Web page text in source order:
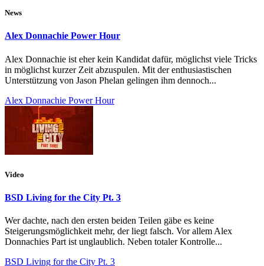
News
Alex Donnachie Power Hour
Alex Donnachie ist eher kein Kandidat dafür, möglichst viele Tricks
in möglichst kurzer Zeit abzuspulen. Mit der enthusiastischen
Unterstützung von Jason Phelan gelingen ihm dennoch...
Alex Donnachie Power Hour
Video
BSD Living for the City Pt. 3
Wer dachte, nach den ersten beiden Teilen gäbe es keine
Steigerungsmöglichkeit mehr, der liegt falsch. Vor allem Alex
Donnachies Part ist unglaublich. Neben totaler Kontrolle...
BSD Living for the City Pt. 3